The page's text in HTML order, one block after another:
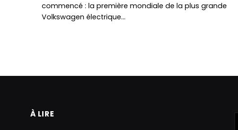
commencé : la première mondiale de la plus grande
Volkswagen électrique…
À LIRE